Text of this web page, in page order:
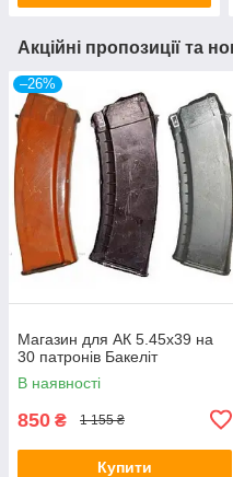
Акційні пропозиції та
–26%
Магазин для АК 5.45х39 на
30 патронів Бакеліт
В наявності
850 ₴ 1 155 ₴
Купити